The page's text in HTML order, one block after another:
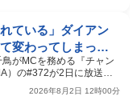
ている」ダイアン
変わってしまった
がMCを務める『チャン
）の#372が2日に放送。
・…
2026年8月2日 12時00分